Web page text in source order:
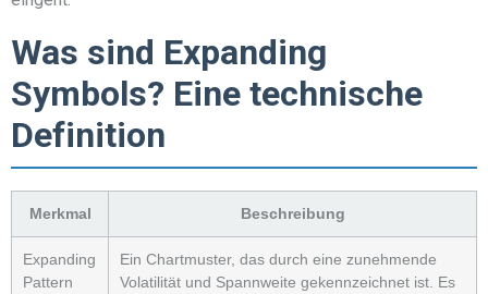
Was sind Expanding
Symbols? Eine technische
Definition
Merkmal Beschreibung
Expanding
Pattern
Ein Chartmuster, das durch eine zunehmende
Volatilität und Spannweite gekennzeichnet ist. Es